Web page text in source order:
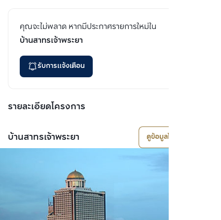
คุณจะไม่พลาด หากมีประกาศรายการใหม่ใน
บ้านสาทรเจ้าพระยา
รับการแจ้งเตือน
รายละเอียดโครงการ
บ้านสาทรเจ้าพระยา ดูข้อมูลโครงการ